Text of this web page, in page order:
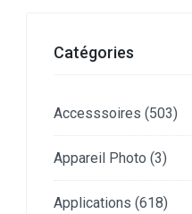
Catégories
Accesssoires (503)
Appareil Photo (3)
Applications (618)